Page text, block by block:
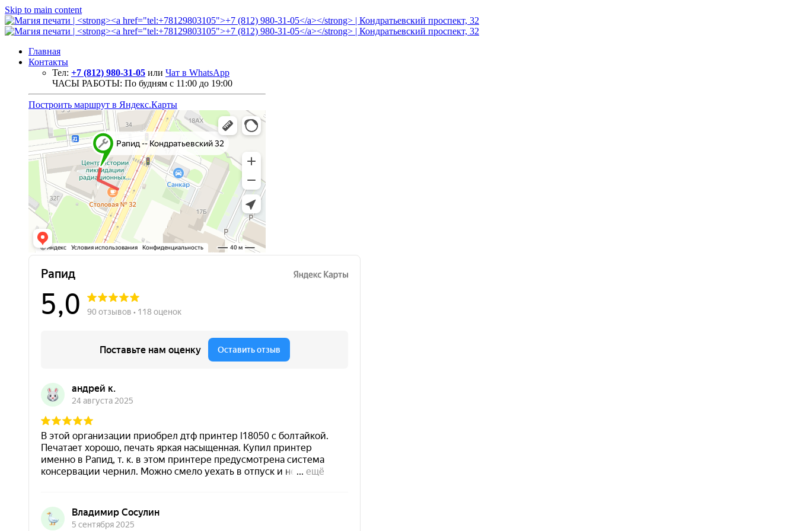
Skip to main content
Главная
Контакты
Тел: +7 (812) 980-31-05 или Чат в WhatsApp
ЧАСЫ РАБОТЫ: По будням с 11:00 до 19:00
Построить маршрут в Яндекс.Карты